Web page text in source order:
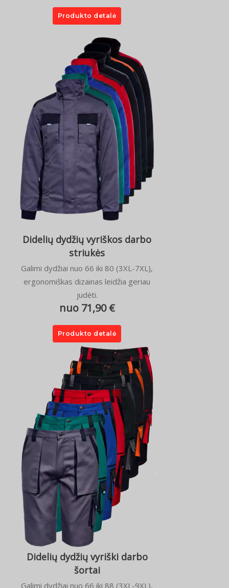
Produkto detalė
Didelių dydžių vyriškos darbo
striukės
Galimi dydžiai nuo 66 iki 80 (3XL-7XL),
ergonomiškas dizainas leidžia geriau
judėti.
nuo 71,90 €
Produkto detalė
Didelių dydžių vyriški darbo
šortai
Galimi dydžiai nuo 66 iki 88 (3XL-9XL),